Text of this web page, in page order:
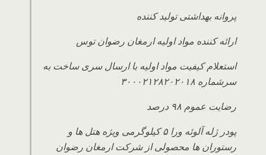
پروانه بهداشتی تولید کننده
ارائه کننده مواد اولیه ارمغان رضوان توس
استعلام کیفیت مواد اولیه با ارسال سری ساخت به
سرشماره ۳۰۰۰۲۱۲۸۲۰۲۰۱۸
رضایت عموم ۹۸ درصد
پودر ژله آلوئه ورا ۵ کیلوگرمی ویژه هتل ها و
رستوران ها محصولی از شرکت ارمغان رضوان